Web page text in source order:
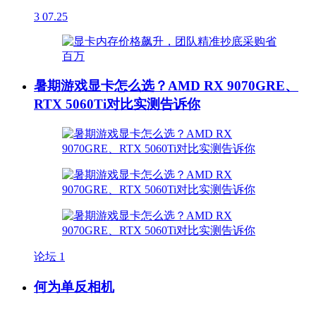
3 07.25
暑期游戏显卡怎么选？AMD RX 9070GRE、
RTX 5060Ti对比实测告诉你
论坛 1
何为单反相机